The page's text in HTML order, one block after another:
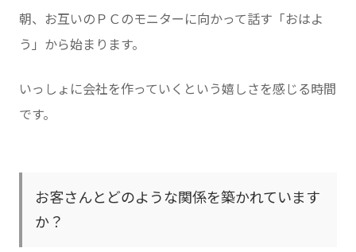
朝、お互いのＰＣのモニターに向かって話す「おはよ
う」から始まります。
いっしょに会社を作っていくという嬉しさを感じる時間
です。
お客さんとどのような関係を築かれています
か？